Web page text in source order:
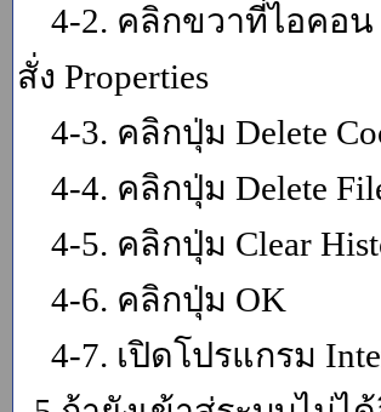
4-2. คลิกขวาที่ไอคอน
สั่ง Properties
4-3. คลิกปุ่ม Delete
4-4. คลิกปุ่ม Delete
4-5. คลิกปุ่ม Clear
4-6. คลิกปุ่ม OK
4-7. เปิดโปรแกรม